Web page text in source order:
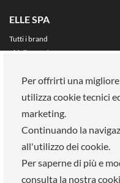
ELLE SPA
Tutti i brand
Fidelity card
Su di noi
La nostra mission
Pagamenti
Legal Area
Info privacy
Condizioni di vendita
Per offrirti una
utilizza cookie tecnici
marketing.
Continuando la
all'utilizzo dei cookie.
Per saperne di più e
consulta la nostra